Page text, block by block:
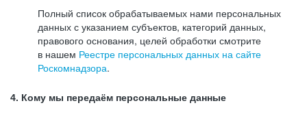
Полный список обрабатываемых нами персональных
данных с указанием субъектов, категорий данных,
правового основания, целей обработки смотрите
в нашем Реестре персональных данных на сайте
Роскомнадзора.
4. Кому мы передаём персональные данные